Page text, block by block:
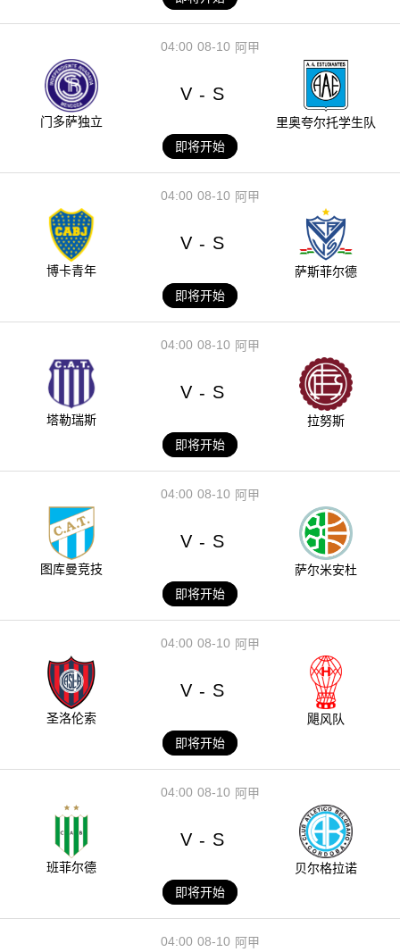
08-10
04:00 阿甲
门多萨独立
V - S
里奥夸尔托学生队
即将开始
08-10
04:00 阿甲
博卡青年
V - S
萨斯菲尔德
即将开始
08-10
04:00 阿甲
塔勒瑞斯
V - S
拉努斯
即将开始
08-10
04:00 阿甲
图库曼竞技
V - S
萨尔米安杜
即将开始
08-10
04:00 阿甲
圣洛伦索
V - S
飓风队
即将开始
08-10
04:00 阿甲
班菲尔德
V - S
贝尔格拉诺
即将开始
08-10
04:00 阿甲